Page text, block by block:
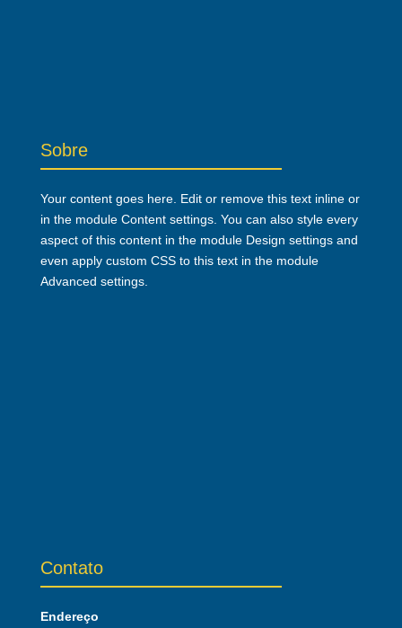
Sobre
Your content goes here. Edit or remove this text inline or
in the module Content settings. You can also style every
aspect of this content in the module Design settings and
even apply custom CSS to this text in the module
Advanced settings.
Contato
Endereço